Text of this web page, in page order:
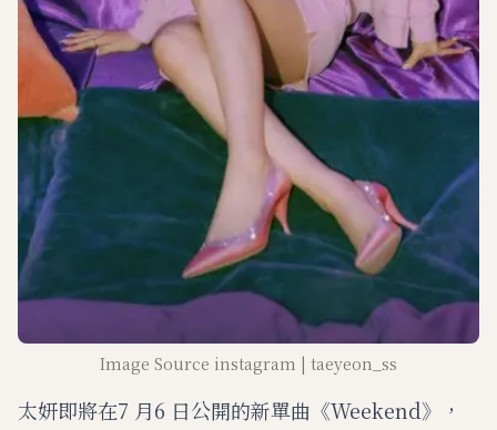
Image Source instagram | taeyeon_ss
太妍即將在7 月6 日公開的新單曲《Weekend》，